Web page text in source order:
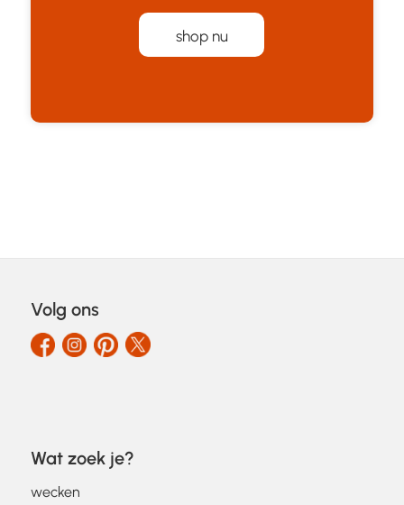
shop nu
Volg ons
Wat zoek je?
wecken